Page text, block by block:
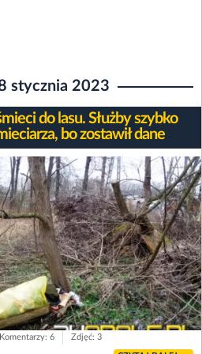
stycznia 2023
do lasu. Służby szybko
bo zostawił dane
Komentarzy: 6 Zdjęć: 3